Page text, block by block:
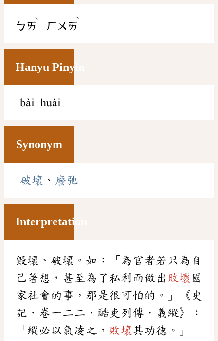
ㄅㄞ
ˋ
ㄏㄨㄞ
ˋ
Hanyu Pinyin
bài huài
Synonym
破壞 、 廢弛
Interpretation
毀壞、破壞。 如：「為官者若只為自
己著想，甚至為了私利而做出 敗壞 國
家社會的事，那是很可怕的。」《史
記．卷一二二．酷吏列傳．義縱》：
「縱必以氣凌之， 敗壞 其功德。」